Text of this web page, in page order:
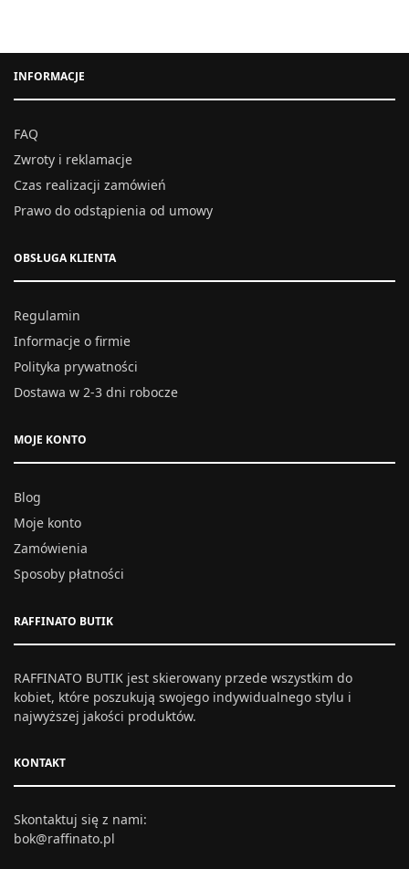
INFORMACJE
FAQ
Zwroty i reklamacje
Czas realizacji zamówień
Prawo do odstąpienia od umowy
OBSŁUGA KLIENTA
Regulamin
Informacje o firmie
Polityka prywatności
Dostawa w 2-3 dni robocze
MOJE KONTO
Blog
Moje konto
Zamówienia
Sposoby płatności
RAFFINATO BUTIK
RAFFINATO BUTIK jest skierowany przede wszystkim do
kobiet, które poszukują swojego indywidualnego stylu i
najwyższej jakości produktów.
KONTAKT
Skontaktuj się z nami:
bok@raffinato.pl